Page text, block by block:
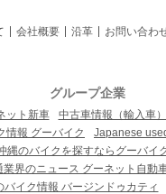
会社概要 沿革 お問い合わ
グループ企業
ット新車 中古車情報（輸入車
情報 グーバイク Japanese
縄のバイクを探すならグーバイ
業界のニュース グーネット自動
バイク情報 バージンドゥカティ